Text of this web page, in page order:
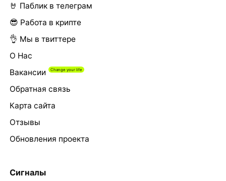
🤘 Паблик в телеграм
😎 Работа в крипте
👌 Мы в твиттере
О Нас
Вакансии
Обратная связь
Карта сайта
Отзывы
Обновления проекта
Сигналы